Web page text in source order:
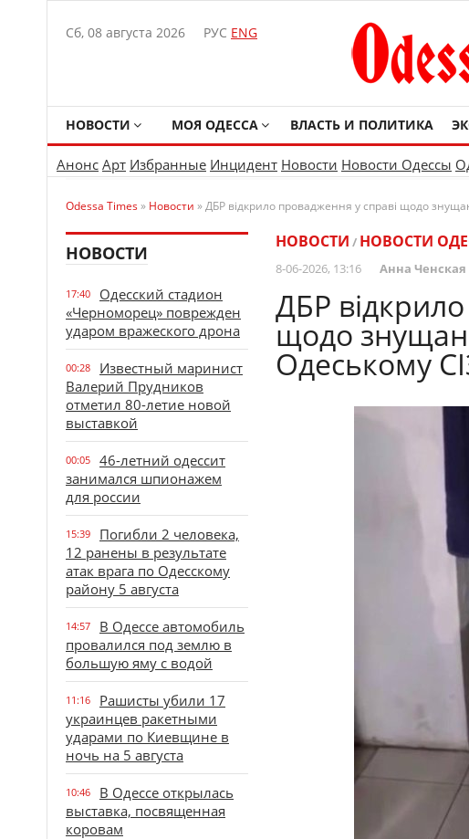
Сб, 08 августа 2026 РУС ENG
НОВОСТИ МОЯ ОДЕССА ВЛАСТЬ И ПОЛИТИКА
Анонс Арт Избранные Инцидент Новости Новости Одессы
Odessa Times» Новости » ДБР відкрило провадження у справі щодо
НОВОСТИ
17:40
Одесский стадион
«Черноморец» поврежден
ударом вражеского дрона
00:28
Известный маринист
Валерий Прудников
отметил 80-летие новой
выставкой
00:05
46-летний одессит
занимался шпионажем
для россии
15:39
Погибли 2 человека,
12 ранены в результате
атак врага по Одесскому
району 5 августа
14:57
В Одессе автомобиль
провалился под землю в
большую яму с водой
11:16
Рашисты убили 17
украинцев ракетными
ударами по Киевщине в
ночь на 5 августа
10:46
В Одессе открылась
выставка, посвященная
коровам
НОВОСТИ / НОВОСТИ
8-06-2026, 13:16 Анна Ченская
ДБР
щодо
Одеському